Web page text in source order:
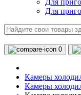
Для
Для
0
Камеры
Камеры